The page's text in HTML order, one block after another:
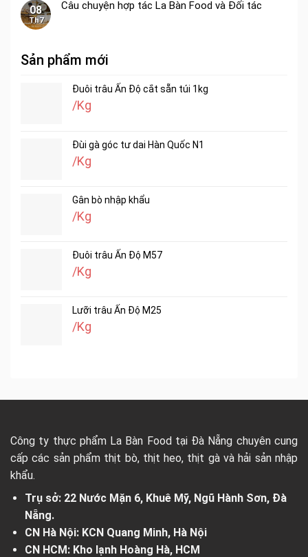
08
Th7
Câu chuyện hợp tác La Bàn Food và Đối tác
Sản phẩm mới
Đuôi trâu Ấn Độ cắt sẵn túi 1kg
/Kg
Đùi gà góc tư dai Hàn Quốc N1
/Kg
Gân bò nhập khẩu
/Kg
Đuôi trâu Ấn Độ M57
/Kg
Lưỡi trâu Ấn Độ M25
/Kg
Công ty thực phẩm La Bàn Food tại Đà Nẵng chuyên cung
cấp các sản phẩm thịt bò, thịt heo, thịt gà và hải sản nhập
khẩu.
Trụ sở: 22 Nước Mặn 6, Khuê Mỹ, Ngũ Hành Sơn, Đà
Nẵng.
CN Hà Nội: KCN Quang Minh, Hà Nội
CN HCM: Kho lạnh Hoàng Hà, HCM